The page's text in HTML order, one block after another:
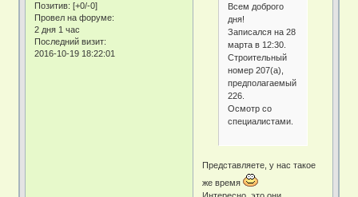
Позитив: [+0/-0]
Провел на форуме:
2 дня 1 час
Последний визит:
2016-10-19 18:22:01
Всем доброго
дня!
Записался на 28
марта в 12:30.
Строительный
номер 207(а),
предполагаемый
226.
Осмотр со
специалистами.
Представляете, у нас такое
же время
Интересно, это они